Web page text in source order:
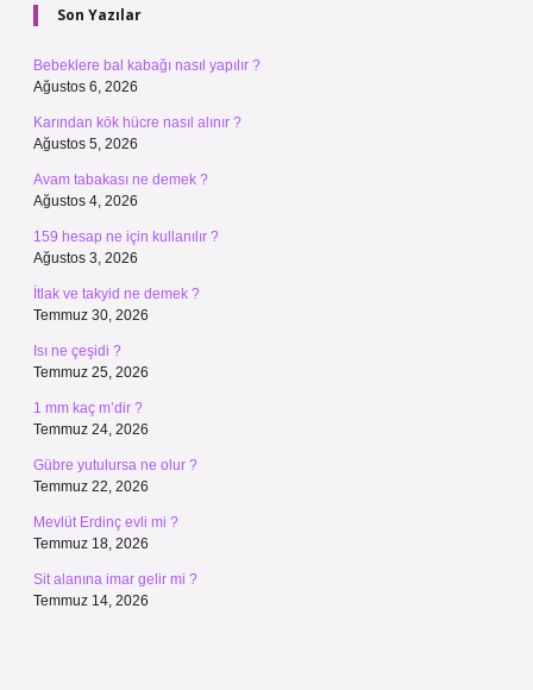
Son Yazılar
Bebeklere bal kabağı nasıl yapılır ?
Ağustos 6, 2026
Karından kök hücre nasıl alınır ?
Ağustos 5, 2026
Avam tabakası ne demek ?
Ağustos 4, 2026
159 hesap ne için kullanılır ?
Ağustos 3, 2026
İtlak ve takyid ne demek ?
Temmuz 30, 2026
Isı ne çeşidi ?
Temmuz 25, 2026
1 mm kaç m’dir ?
Temmuz 24, 2026
Gübre yutulursa ne olur ?
Temmuz 22, 2026
Mevlüt Erdinç evli mi ?
Temmuz 18, 2026
Sit alanına imar gelir mi ?
Temmuz 14, 2026